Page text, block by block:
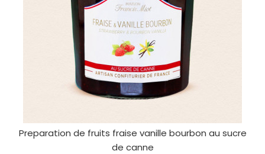
Preparation de fruits fraise vanille bourbon au sucre
de canne